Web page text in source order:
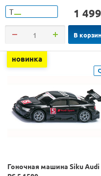
Т 1 499
В
новинка
Гоночная машина Siku Audi